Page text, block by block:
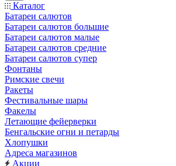
Каталог
Батареи салютов
Батареи салютов большие
Батареи салютов малые
Батареи салютов средние
Батареи салютов супер
Фонтаны
Римские свечи
Ракеты
Фестивальные шары
Факелы
Летающие фейерверки
Бенгальские огни и петарды
Хлопушки
Адреса магазинов
Акции